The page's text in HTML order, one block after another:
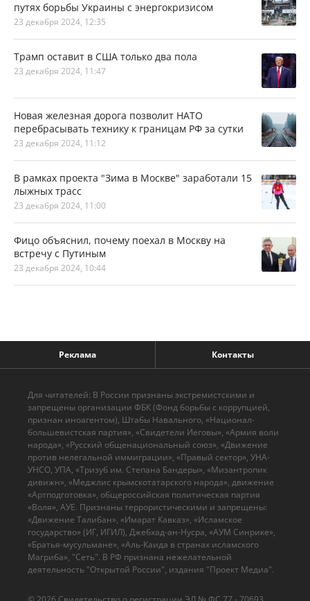
путях борьбы Украины с энергокризисом
23 декабря 2024, 12:35
Трамп оставит в США только два пола
23 декабря 2024, 11:47
Новая железная дорога позволит НАТО
перебрасывать технику к границам РФ за сутки
23 декабря 2024, 11:12
В рамках проекта "Зима в Москве" заработали 15
лыжных трасс
23 декабря 2024, 11:00
Фицо объяснил, почему поехал в Москву на
встречу с Путиным
23 декабря 2024, 10:44
Реклама Контакты
Для читателей: В России признаны экстремистскими и
запрещены организации ФБК (Фонд борьбы с коррупцией,
признан иноагентом), Штабы Навального, «Национал-
большевистская партия», «Свидетели Иеговы», «Армия воли
народа», «Русский общенациональный союз», «Движение
против нелегальной иммиграции», «Правый сектор», УНА-
УНСО, УПА, «Тризуб им. Степана Бандеры», «Мизантропик
дивижн», «Меджлис крымскотатарского народа», движение
«Артподготовка», общероссийская политическая партия
«Воля», АУЕ. Признаны террористическими и запрещены:
«Движение Талибан», «Имарат Кавказ», «Исламское
государство» (ИГ, ИГИЛ), Джебхад-ан-Нусра, «АУМ Синрике»,
«Братья-мусульмане», «Аль-Каида в странах исламского
Магриба», "Сеть". В РФ признана нежелательной
деятельность "Открытой России", издания "Проект Медиа".